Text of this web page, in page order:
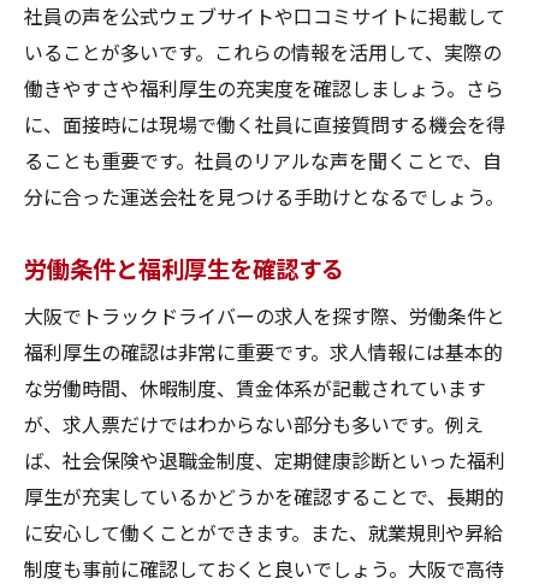
社員の声を公式ウェブサイトや口コミサイトに掲載して
いることが多いです。これらの情報を活用して、実際の
働きやすさや福利厚生の充実度を確認しましょう。さら
に、面接時には現場で働く社員に直接質問する機会を得
ることも重要です。社員のリアルな声を聞くことで、自
分に合った運送会社を見つける手助けとなるでしょう。
労働条件と福利厚生を確認する
大阪でトラックドライバーの求人を探す際、労働条件と
福利厚生の確認は非常に重要です。求人情報には基本的
な労働時間、休暇制度、賃金体系が記載されています
が、求人票だけではわからない部分も多いです。例え
ば、社会保険や退職金制度、定期健康診断といった福利
厚生が充実しているかどうかを確認することで、長期的
に安心して働くことができます。また、就業規則や昇給
制度も事前に確認しておくと良いでしょう。大阪で高待